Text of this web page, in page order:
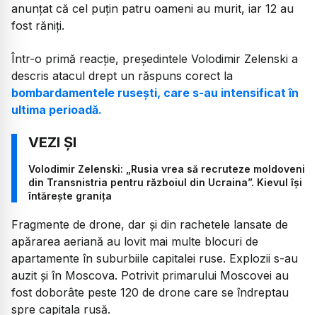
anunțat că cel puțin patru oameni au murit, iar 12 au
fost răniți.
Într-o primă reacție, președintele Volodimir Zelenski a
descris atacul drept un răspuns corect la
bombardamentele rusești, care s-au intensificat în
ultima perioadă.
Volodimir Zelenski: „Rusia vrea să recruteze moldoveni
din Transnistria pentru războiul din Ucraina”. Kievul își
întărește granița
Fragmente de drone, dar și din rachetele lansate de
apărarea aeriană au lovit mai multe blocuri de
apartamente în suburbiile capitalei ruse. Explozii s-au
auzit și în Moscova. Potrivit primarului Moscovei au
fost doborâte peste 120 de drone care se îndreptau
spre capitala rusă.